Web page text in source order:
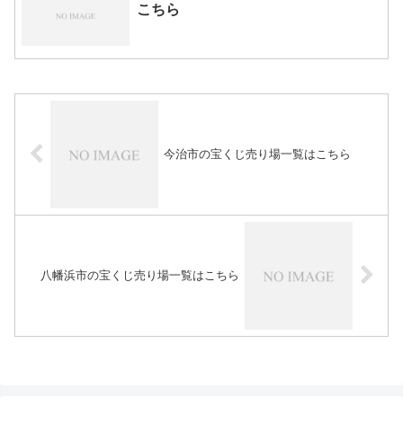
こちら
今治市の宝くじ売り場一覧はこちら
八幡浜市の宝くじ売り場一覧はこちら